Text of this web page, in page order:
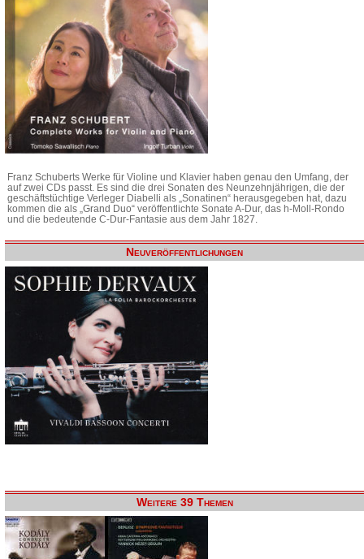
Franz Schuberts Werke für Violine und Klavier haben genau den Umfang, der
auf zwei CDs passt. Es sind die drei Sonaten des Neunzehnjährigen, die der
geschäftstüchtige Verleger Diabelli als „Sonatinen“ herausgegeben hat, dazu
kommen die als „Grand Duo“ veröffentlichte Sonate A-Dur, das h-Moll-Rondo
und die bedeutende C-Dur-Fantasie aus dem Jahr 1827.
Neuveröffentlichungen
Weitere 39 Themen